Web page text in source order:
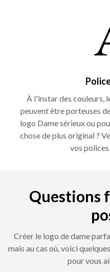
À l'instar des couleurs,
peuvent être porteuses
logo Dame sérieux ou
chose de plus original ?
vos polices
Questions
Créer le logo de dame
mais au cas où, voici
pour vous